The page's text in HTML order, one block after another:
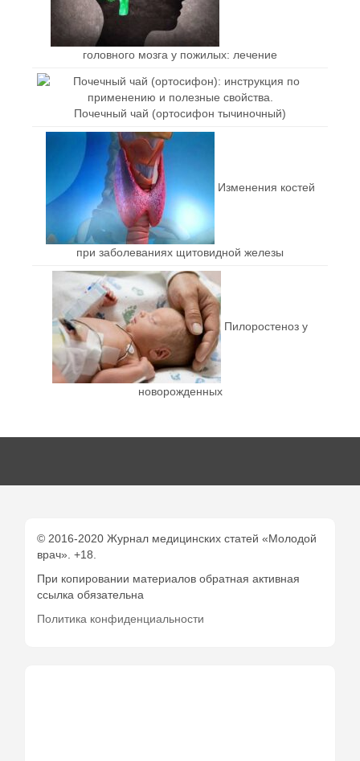
головного мозга у пожилых: лечение
Почечный чай (ортосифон тычиночный)
Изменения костей
при заболеваниях щитовидной железы
Пилоростеноз у
новорожденных
© 2016-2020 Журнал медицинских статей «Молодой
врач». +18.
При копировании материалов обратная активная
ссылка обязательна
Политика конфиденциальности